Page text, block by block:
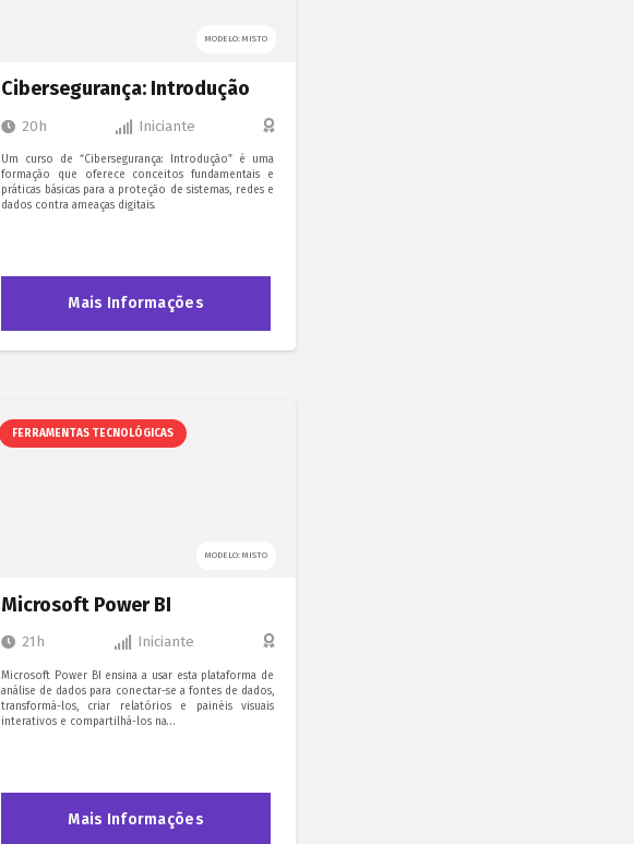
MODELO: MISTO
Cibersegurança: Introdução
20h Iniciante
Um curso de “Cibersegurança: Introdução” é uma
formação que oferece conceitos fundamentais e
práticas básicas para a proteção de sistemas, redes e
dados contra ameaças digitais.
Mais Informações
FERRAMENTAS TECNOLÓGICAS
MODELO: MISTO
Microsoft Power BI
21h Iniciante
Microsoft Power BI ensina a usar esta plataforma de
análise de dados para conectar-se a fontes de dados,
transformá-los, criar relatórios e painéis visuais
interativos e compartilhá-los na…
Mais Informações